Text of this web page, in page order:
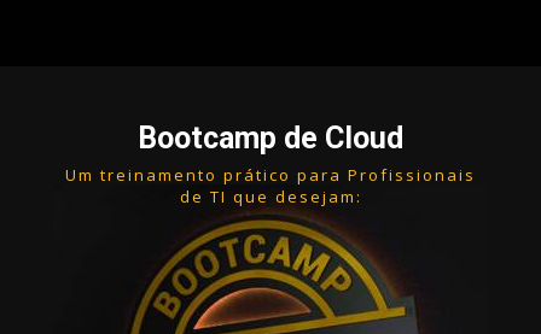
Bootcamp de Cloud
Um treinamento prático para Profissionais
de TI que desejam: